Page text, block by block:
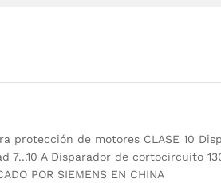
protección de motores CLASE 10
7...10 A Disparador de cortocircuito
POR SIEMENS EN CHINA